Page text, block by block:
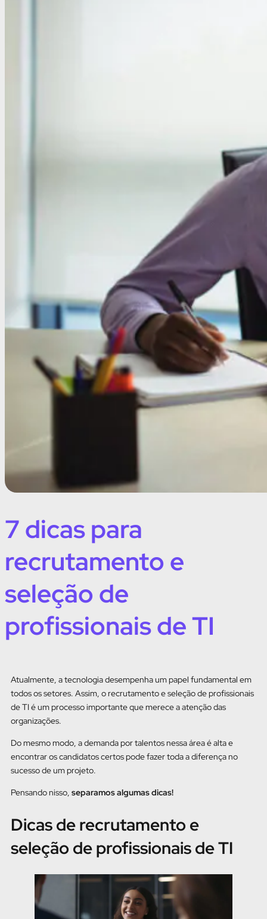
7 dicas para
recrutamento e
seleção de
profissionais de TI
Atualmente, a tecnologia desempenha um papel fundamental em
todos os setores. Assim, o recrutamento e seleção de profissionais
de TI é um processo importante que merece a atenção das
organizações.
Do mesmo modo, a demanda por talentos nessa área é alta e
encontrar os candidatos certos pode fazer toda a diferença no
sucesso de um projeto.
Pensando nisso, separamos algumas dicas!
Dicas de recrutamento e
seleção de profissionais de TI